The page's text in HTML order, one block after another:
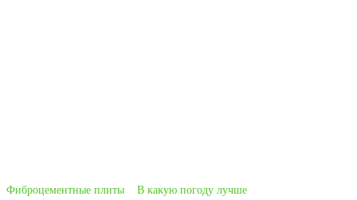
Фиброцементные плиты
В какую погоду лучше